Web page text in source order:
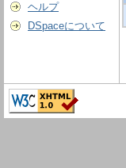
ヘルプ
DSpaceについて